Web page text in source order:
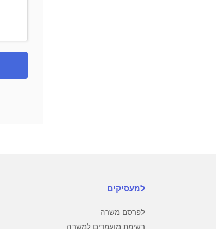
למעסיקים
לפרסם משרה
רשימת מועמדים למשרה